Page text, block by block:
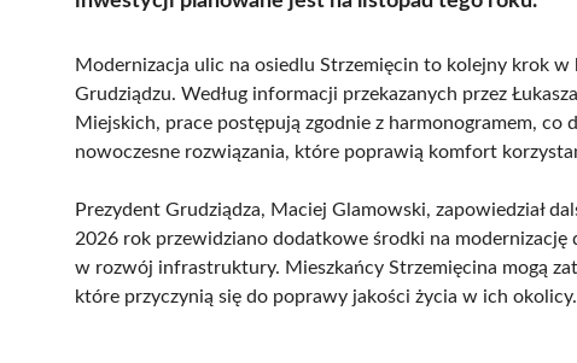
Modernizacja ulic na osiedlu Strzemięcin to kolejny krok
Grudziądzu. Według informacji przekazanych przez
Miejskich, prace postępują zgodnie z harmonogramem, co
nowoczesne rozwiązania, które poprawią komfort
Prezydent Grudziądza, Maciej Glamowski, zapowiedział
2026 rok przewidziano dodatkowe środki na
w rozwój infrastruktury. Mieszkańcy Strzemięcina mogą
które przyczynią się do poprawy jakości życia w ich okolicy.